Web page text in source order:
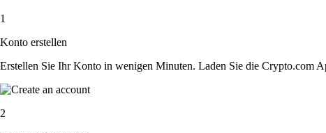
1
Konto erstellen
Erstellen Sie Ihr Konto in wenigen Minuten. Laden Sie die Crypto.com
2